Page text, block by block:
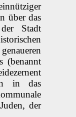
über das
Stadt
(benannt
in das
der